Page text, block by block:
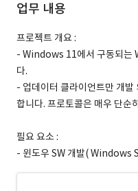
업무 내용
프로젝트 개요 :
- Windows 11에서 구동되는
다.
- 업데이터 클라이언트만 개발
합니다. 프로토콜은 매우 단순
필요 요소 :
- 윈도우 SW 개발( Windows